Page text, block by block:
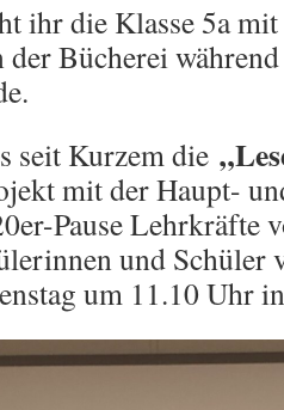
ihr die Klasse 5a
Bücherei
seit Kurzem die
mit der Haupt-
Pause Lehrkräfte
und Schüler
um 11.10 Uhr